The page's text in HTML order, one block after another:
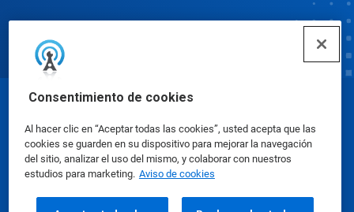
Consentimiento de cookies
Al hacer clic en “Aceptar todas las cookies”, usted acepta que las
cookies se guarden en su dispositivo para mejorar la navegación
del sitio, analizar el uso del mismo, y colaborar con nuestros
estudios para marketing. Aviso de cookies
Hojas de datos de seguridad|Política de privacidad
|condiciones de uso